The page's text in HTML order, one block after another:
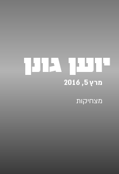
יוען גונן
מרץ 5, 2016
מצחיקות